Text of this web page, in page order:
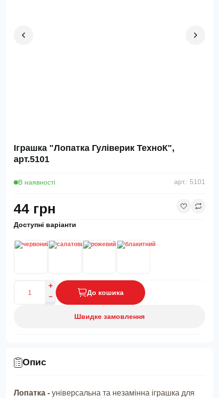
Іграшка "Лопатка Гуліверик ТехноК",
арт.5101
В наявності арт.: 5101
44 грн
Доступні варіанти
До кошика
Швидке замовлення
Опис
Лопатка - універсальна та незамінна іграшка для